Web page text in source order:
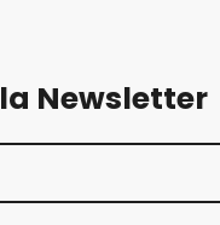
Newsletter